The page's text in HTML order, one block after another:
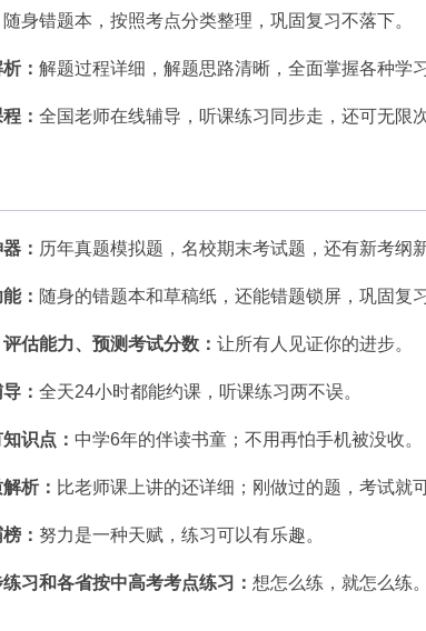
随身错题本，按照考点分类整理，巩固复习不落下。
： 解题过程详细，解题思路清晰，全面掌握各种学
： 全国老师在线辅导，听课练习同步走，还可无限
： 历年真题模拟题，名校期末考试题，还有新考纲
： 随身的错题本和草稿纸，还能错题锁屏，巩固复
估能力、预测考试分数： 让所有人见证你的进步。
： 全天24小时都能约课，听课练习两不误。
识点： 中学6年的伴读书童；不用再怕手机被没收。
析： 比老师课上讲的还详细；刚做过的题，考试就
： 努力是一种天赋，练习可以有乐趣。
习和各省按中高考考点练习： 想怎么练，就怎么练。